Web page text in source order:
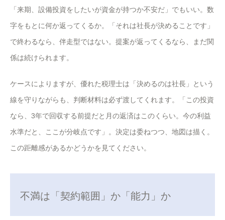
「来期、設備投資をしたいが資金が持つか不安だ」でもいい。数
字をもとに何か返ってくるか。「それは社長が決めることです」
で終わるなら、伴走型ではない。提案が返ってくるなら、まだ関
係は続けられます。
ケースによりますが、優れた税理士は「決めるのは社長」という
線を守りながらも、判断材料は必ず渡してくれます。「この投資
なら、3年で回収する前提だと月の返済はこのくらい。今の利益
水準だと、ここが分岐点です」。決定は委ねつつ、地図は描く。
この距離感があるかどうかを見てください。
不満は「契約範囲」か「能力」か